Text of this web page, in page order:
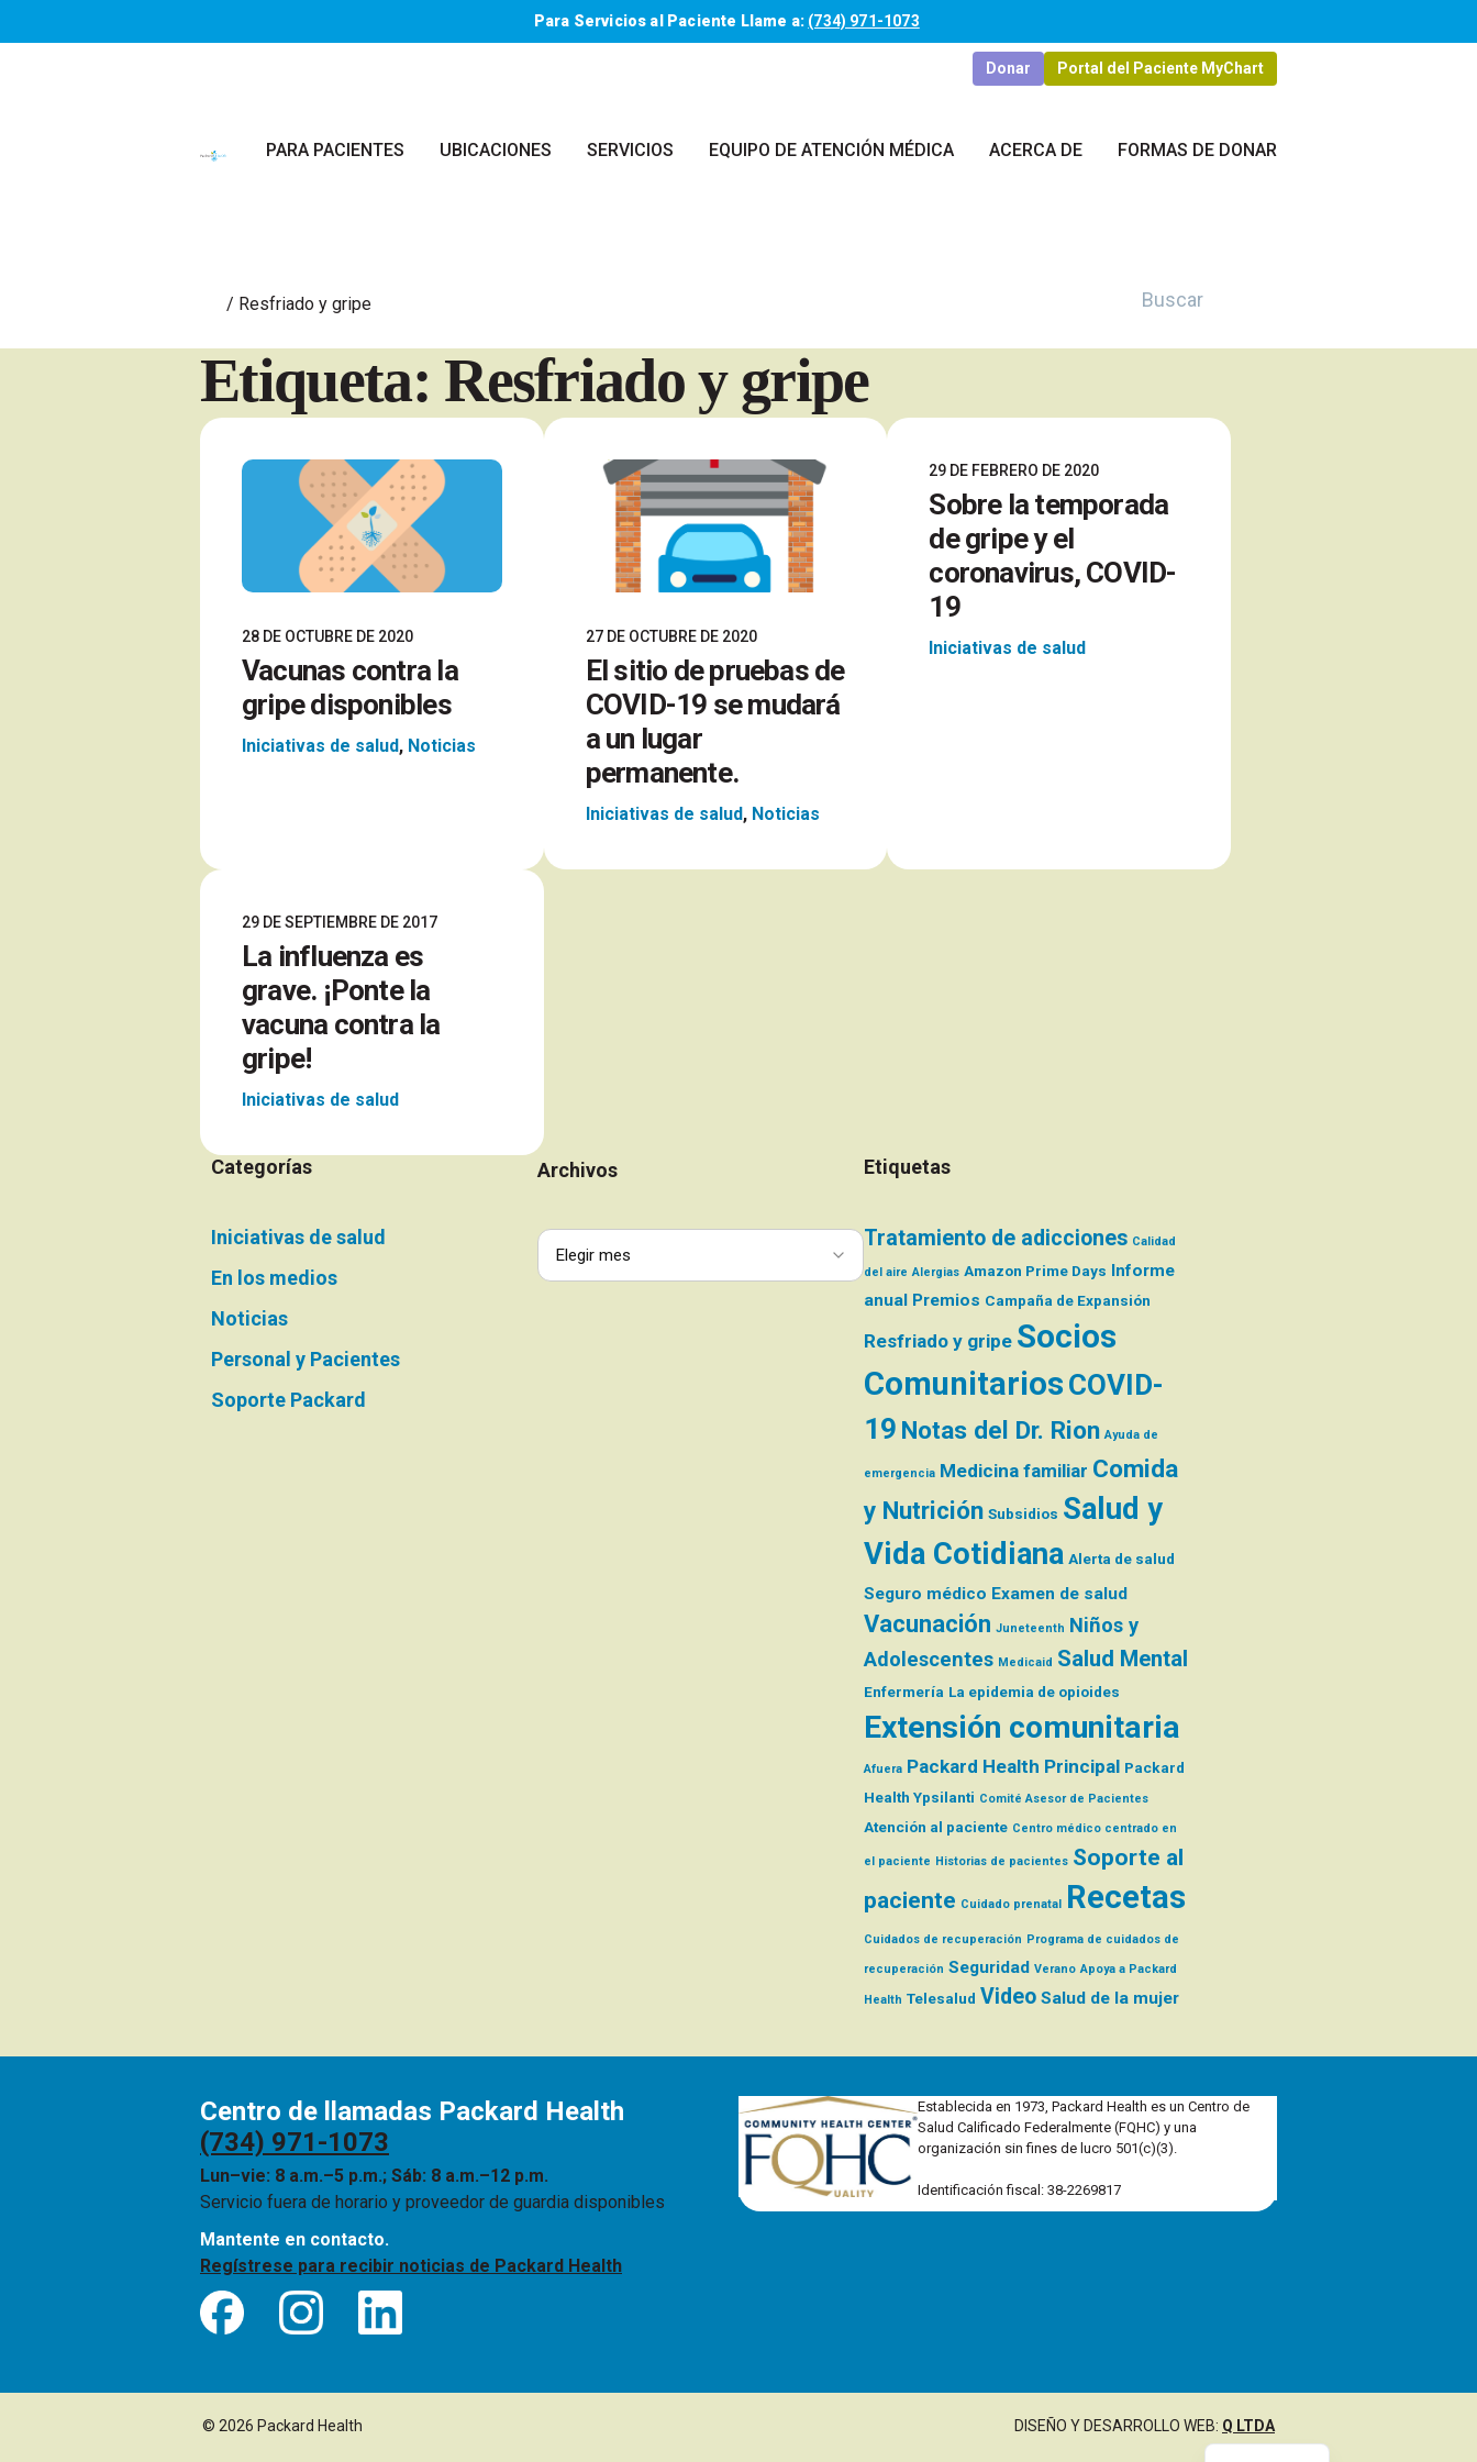
Para Servicios al Paciente Llame a: (734) 971-1073
Donar Portal del Paciente MyChart
PARA PACIENTES UBICACIONES SERVICIOS EQUIPO DE ATENCIÓN MÉDICA ACERCA DE FORMAS DE DONAR
/ Resfriado y gripe
Etiqueta: Resfriado y gripe
28 DE OCTUBRE DE 2020
Vacunas contra la
gripe disponibles
Iniciativas de salud, Noticias
27 DE OCTUBRE DE 2020
El sitio de pruebas de
COVID-19 se mudará
a un lugar
permanente.
Iniciativas de salud, Noticias
29 DE FEBRERO DE 2020
Sobre la temporada
de gripe y el
coronavirus, COVID-
19
Iniciativas de salud
29 DE SEPTIEMBRE DE 2017
La influenza es
grave. ¡Ponte la
vacuna contra la
gripe!
Iniciativas de salud
Categorías
Iniciativas de salud
En los medios
Noticias
Personal y Pacientes
Soporte Packard
Archivos Etiquetas
Tratamiento de adicciones Calidad
del aire Alergias Amazon Prime Days
Informe
anual
Premios Campaña de Expansión
Resfriado y gripe Socios
Comunitarios COVID-
19 Notas del Dr. Rion Ayuda de
emergencia Medicina familiar Comida
y Nutrición Subsidios Salud y
Vida Cotidiana Alerta de salud
Seguro médico Examen de salud
Vacunación Juneteenth Niños y
Adolescentes Medicaid Salud Mental
Enfermería La epidemia de opioides
Extensión comunitaria
Afuera Packard Health Principal Packard
Health Ypsilanti Comité Asesor de Pacientes
Atención al paciente Centro médico centrado en
el paciente Historias de pacientes Soporte al
paciente Cuidado prenatal Recetas
Cuidados de recuperación Programa de cuidados de
recuperación Seguridad Verano Apoya a Packard
Health Telesalud Video Salud de la mujer
Centro de llamadas Packard Health
(734) 971-1073
Lun–vie: 8 a.m.–5 p.m.; Sáb: 8 a.m.–12 p.m.
Servicio fuera de horario y proveedor de guardia disponibles
Mantente en contacto.
Regístrese para recibir noticias de Packard Health
Establecida en 1973, Packard Health es un Centro de
Salud Calificado Federalmente (FQHC) y una
organización sin fines de lucro 501(c)(3).
Identificación fiscal: 38-2269817
© 2026 Packard Health DISEÑO Y DESARROLLO WEB: Q LTDA